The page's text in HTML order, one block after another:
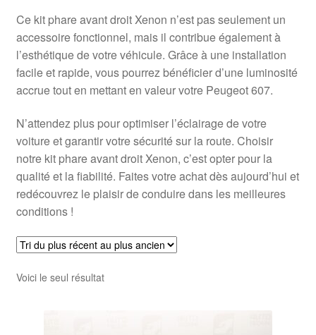
Politique de confidentialité
Procédure de Réclamation
Ce kit phare avant droit Xenon n’est pas seulement un
accessoire fonctionnel, mais il contribue également à
l’esthétique de votre véhicule. Grâce à une installation
facile et rapide, vous pourrez bénéficier d’une luminosité
accrue tout en mettant en valeur votre Peugeot 607.
N’attendez plus pour optimiser l’éclairage de votre
voiture et garantir votre sécurité sur la route. Choisir
notre kit phare avant droit Xenon, c’est opter pour la
qualité et la fiabilité. Faites votre achat dès aujourd’hui et
redécouvrez le plaisir de conduire dans les meilleures
conditions !
Voici le seul résultat